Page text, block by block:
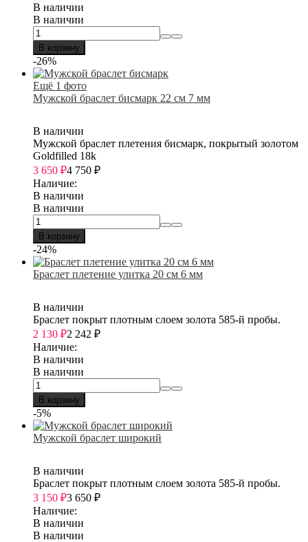
В наличии
В наличии
В корзину
-26%
Ещё 1 фото
Мужской браслет бисмарк 22 см 7 мм
В наличии
Мужской браслет плетения бисмарк, покрытый золотом
Goldfilled 18k
3 650 ₽4 750 ₽
Наличие:
В наличии
В наличии
В корзину
-24%
Браслет плетение улитка 20 см 6 мм
В наличии
Браслет покрыт плотным слоем золота 585-й пробы.
2 130 ₽2 242 ₽
Наличие:
В наличии
В наличии
В корзину
-5%
Мужской браслет широкий
В наличии
Браслет покрыт плотным слоем золота 585-й пробы.
3 150 ₽3 650 ₽
Наличие:
В наличии
В наличии